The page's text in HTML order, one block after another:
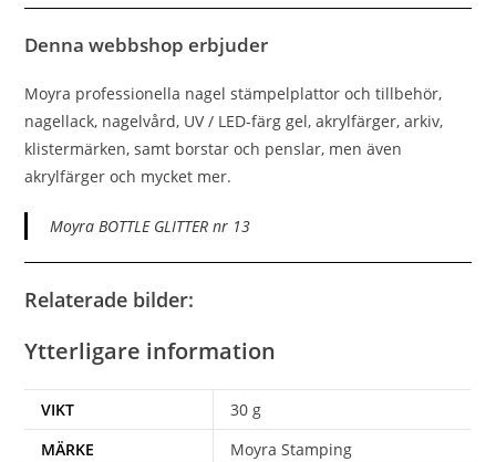
Denna webbshop erbjuder
Moyra professionella nagel stämpelplattor och tillbehör,
nagellack, nagelvård, UV / LED-färg gel, akrylfärger, arkiv,
klistermärken, samt borstar och penslar, men även
akrylfärger och mycket mer.
Moyra BOTTLE GLITTER nr 13
Relaterade bilder:
Ytterligare information
VIKT
30 g
MÄRKE
Moyra Stamping